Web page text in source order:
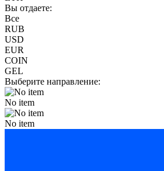
Вы отдаете:
Все
RUB
USD
EUR
COIN
GEL
Выберите направление:
No item
No item